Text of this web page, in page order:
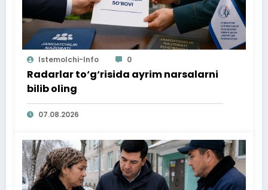
Istemolchi-Info 0
Radarlar to‘g‘risida ayrim narsalarni
bilib oling
07.08.2026